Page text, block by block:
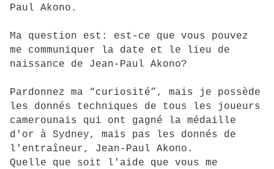
Paul Akono.
Ma question est: est-ce que vous pouvez
me communiquer la date et le lieu de
naissance de Jean-Paul Akono?
Pardonnez ma “curiosité”, mais je possède
les donnés techniques de tous les joueurs
camerounais qui ont gagné la médaille
d'or à Sydney, mais pas les donnés de
l'entraîneur, Jean-Paul Akono.
Quelle que soit l'aide que vous me